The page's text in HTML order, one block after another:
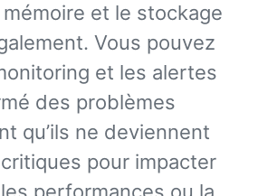
et le stockage
Vous pouvez
et les alertes
des problèmes
qu’ils ne deviennent
pour impacter